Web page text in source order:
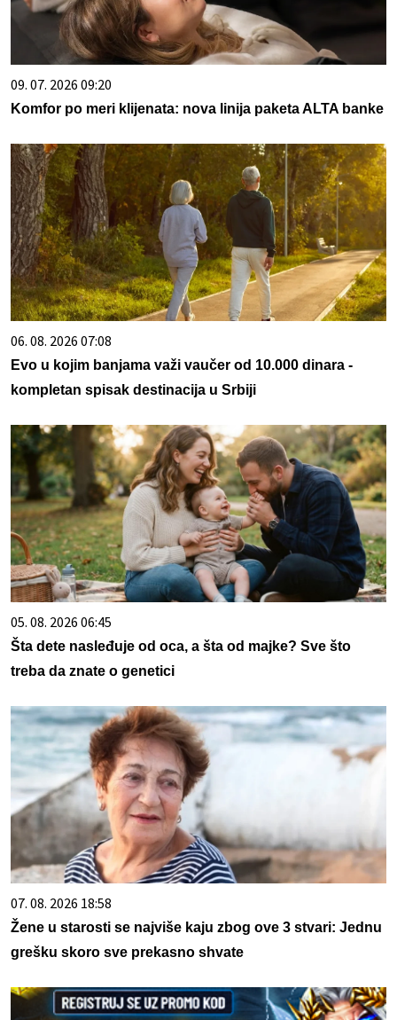
09. 07. 2026 09:20
Komfor po meri klijenata: nova linija paketa ALTA banke
06. 08. 2026 07:08
Evo u kojim banjama važi vaučer od 10.000 dinara -
kompletan spisak destinacija u Srbiji
05. 08. 2026 06:45
Šta dete nasleđuje od oca, a šta od majke? Sve što
treba da znate o genetici
07. 08. 2026 18:58
Žene u starosti se najviše kaju zbog ove 3 stvari: Jednu
grešku skoro sve prekasno shvate